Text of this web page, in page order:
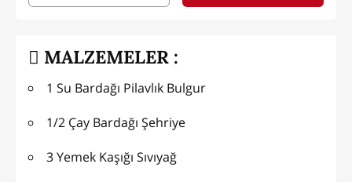
MALZEMELER :
1 Su Bardağı Pilavlık Bulgur
1/2 Çay Bardağı Şehriye
3 Yemek Kaşığı Sıvıyağ